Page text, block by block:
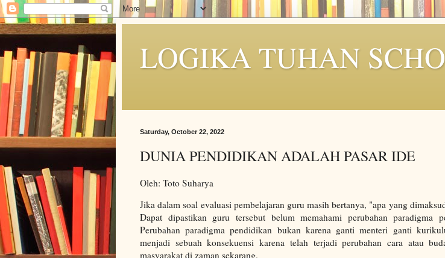
LOGIKA TUHAN
Saturday, October 22, 2022
DUNIA PENDIDIKAN ADALAH PASAR IDE
Oleh: Toto Suharya
Jika dalam soal evaluasi pembelajaran guru masih bertanya, "apa yang
Dapat dipastikan guru tersebut belum memahami perubahan paradigma
Perubahan paradigma pendidikan bukan karena ganti menteri ganti
menjadi sebuah konsekuensi karena telah terjadi perubahan cara atau
masyarakat di zaman sekarang.